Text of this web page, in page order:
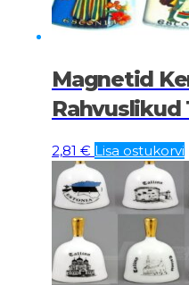
Magnetid
Rahvuslikud
2,81 € Lisa ostukorvi